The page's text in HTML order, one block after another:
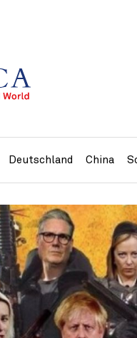
Deutschland China